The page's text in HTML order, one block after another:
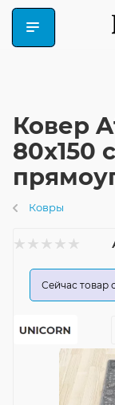
Ковер
80x150
Ковры
Сейчас товар